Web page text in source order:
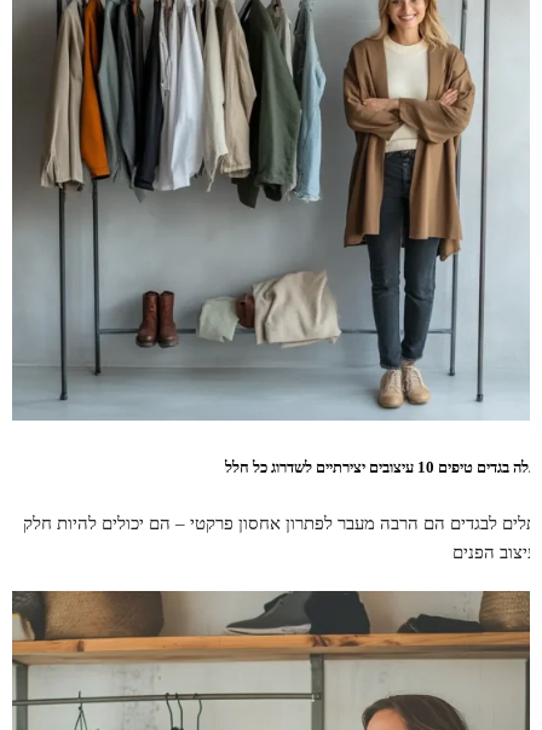
בגדים טיפים 10 עיצובים יצירתיים לשדרוג כל חלל
לבגדים הם הרבה מעבר לפתרון אחסון פרקטי – הם יכולים להיות חלק
הפנים